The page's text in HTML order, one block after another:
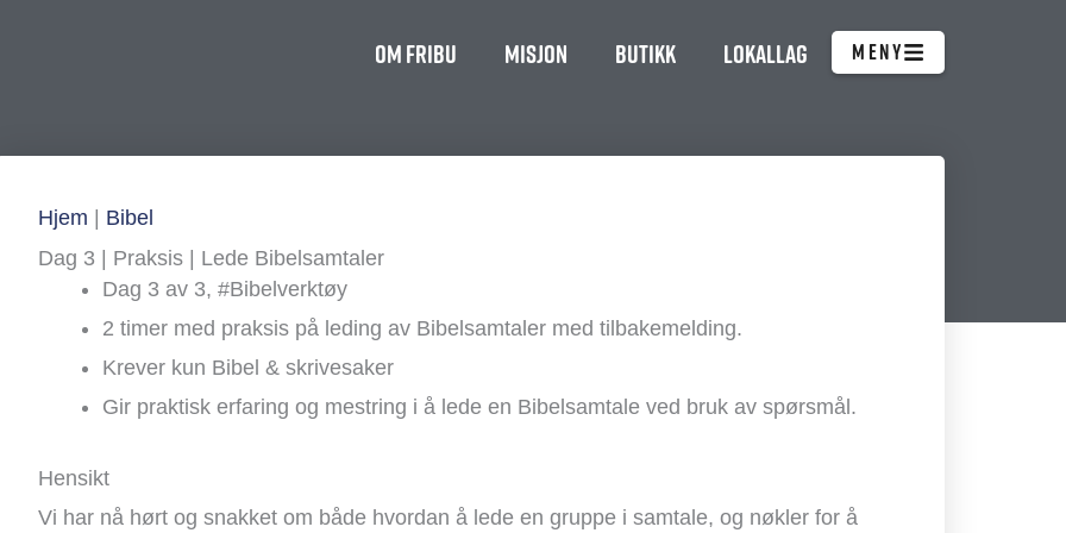
Om FriBU Misjon Butikk Lokallag MENY
Hjem
Bibel
Dag 3 | Praksis | Lede Bibelsamtaler
Dag 3 av 3, #Bibelverktøy
2 timer med praksis på leding av Bibelsamtaler med tilbakemelding.
Krever kun Bibel & skrivesaker
Gir praktisk erfaring og mestring i å lede en Bibelsamtale ved bruk av spørsmål.
Hensikt
Vi har nå hørt og snakket om både hvordan å lede en gruppe i samtale, og nøkler for å